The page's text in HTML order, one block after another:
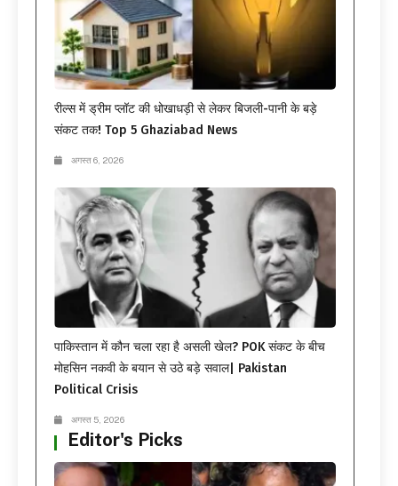
रील्स में ड्रीम प्लॉट की धोखाधड़ी से लेकर बिजली-पानी के बड़े
संकट तक! Top 5 Ghaziabad News
अगस्त 6, 2026
पाकिस्तान में कौन चला रहा है असली खेल? POK संकट के बीच
मोहसिन नकवी के बयान से उठे बड़े सवाल| Pakistan
Political Crisis
अगस्त 5, 2026
Editor's Picks